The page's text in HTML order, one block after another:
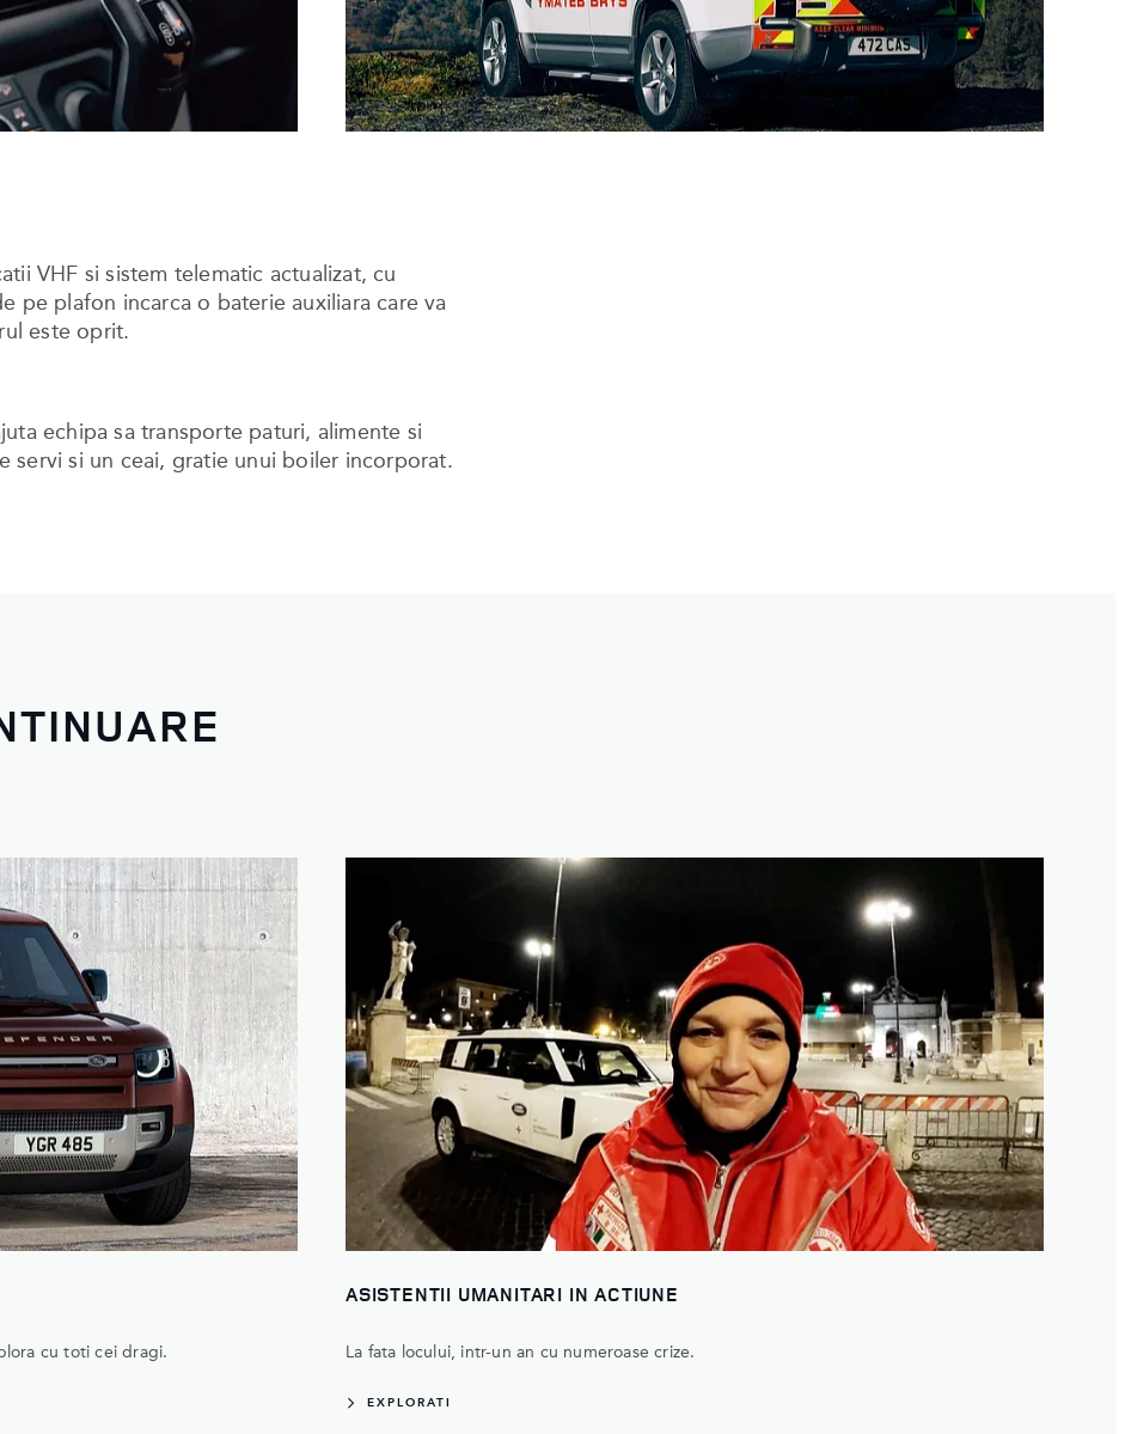
VHF si sistem telematic actualizat, cu
pe plafon incarca o baterie auxiliara care va
este oprit.
echipa sa transporte paturi, alimente si
servi si un ceai, gratie unui boiler incorporat.
cu toti cei dragi.
ASISTENTII UMANITARI IN ACTIUNE
La fata locului, intr-un an cu numeroase crize.
EXPLORATI